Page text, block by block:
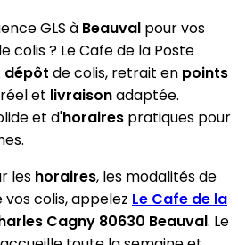
GLS à Beauval pour vos
colis ? Le Cafe de la Poste
dépôt de colis, retrait en points
et livraisonadaptée.
et d'horaires pratiques pour
les horaires, les modalités de
vos colis, appelez Le Cafe de la
Cagny 80630 Beauval. Le